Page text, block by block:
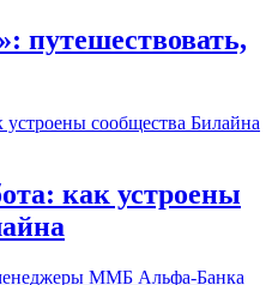
путешествовать,
как устроены